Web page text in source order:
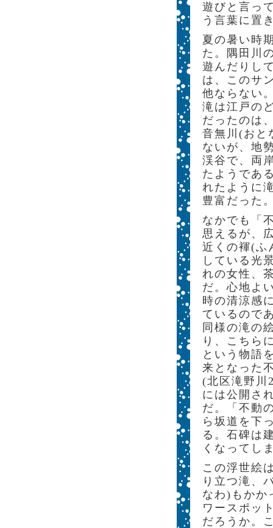
遊びと言っ
う言葉に置
夏の暑い時
た。隅田川
遊んだりし
は、このサ
他ならない
滝は江戸の
だったのは
音無川(おと
ないが、地
渓谷で、両
たようであ
れたように
豊富だった
なかでも「
思えるが、
近くの褌(ふ
している光
れの女性、
だ。心地よ
時の清涼感
ているので
同様の滝の
り、こちら
という物語
来となった
(北区滝野川
には公開さ
だ。「不動
ら坂道を下
る。石碑は
くなってし
この浮世絵
り立つ滝、
なわ)もかか
ワースポッ
だろうか。